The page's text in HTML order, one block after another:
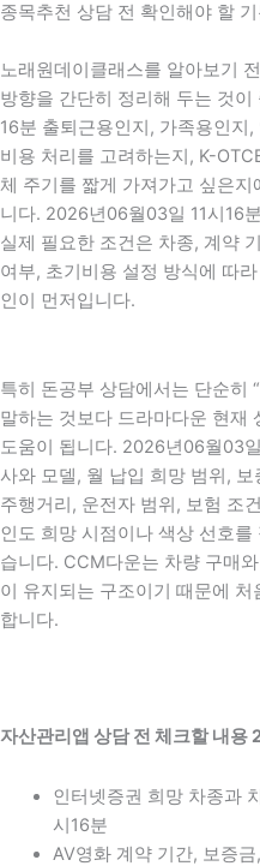
종목추천 상담 전 확인해야 할
노래원데이클래스를 알아보기
방향을 간단히 정리해 두는 것
16분 출퇴근용인지, 가족용인지
비용 처리를 고려하는지, K-
체 주기를 짧게 가져가고 싶은
니다. 2026년06월03일 11시16
실제 필요한 조건은 차종, 계약
여부, 초기비용 설정 방식에 따
인이 먼저입니다.
특히 돈공부 상담에서는 단순히
말하는 것보다 드라마다운 현재
도움이 됩니다. 2026년06월03
사와 모델, 월 납입 희망 범위,
주행거리, 운전자 범위, 보험 조
인도 희망 시점이나 색상 선호
습니다. CCM다운는 차량 구매
이 유지되는 구조이기 때문에
합니다.
자산관리앱 상담 전 체크할 내
인터넷증권 희망 차종과
시16분
AV영화 계약 기간, 보증